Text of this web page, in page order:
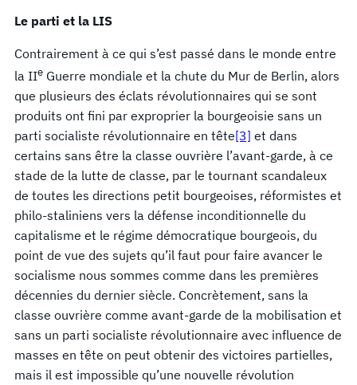
Le parti et la LIS
Contrairement à ce qui s’est passé dans le monde entre
la IIe Guerre mondiale et la chute du Mur de Berlin, alors
que plusieurs des éclats révolutionnaires qui se sont
produits ont fini par exproprier la bourgeoisie sans un
parti socialiste révolutionnaire en tête[3] et dans
certains sans être la classe ouvrière l’avant-garde, à ce
stade de la lutte de classe, par le tournant scandaleux
de toutes les directions petit bourgeoises, réformistes et
philo-staliniens vers la défense inconditionnelle du
capitalisme et le régime démocratique bourgeois, du
point de vue des sujets qu’il faut pour faire avancer le
socialisme nous sommes comme dans les premières
décennies du dernier siècle. Concrètement, sans la
classe ouvrière comme avant-garde de la mobilisation et
sans un parti socialiste révolutionnaire avec influence de
masses en tête on peut obtenir des victoires partielles,
mais il est impossible qu’une nouvelle révolution